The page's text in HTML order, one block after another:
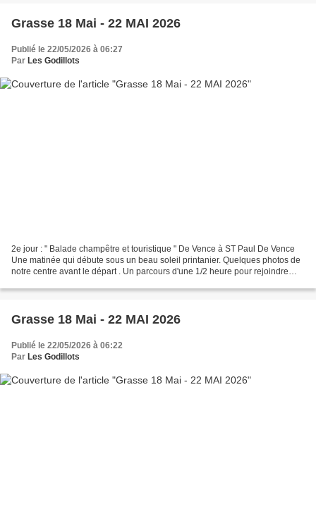
Grasse 18 Mai - 22 MAI 2026
Publié le 22/05/2026 à 06:27
Par Les Godillots
2e jour : " Balade champêtre et touristique " De Vence à ST Paul De Vence
Une matinée qui débute sous un beau soleil printanier. Quelques photos de
notre centre avant le départ . Un parcours d'une 1/2 heure pour rejoindre
Grasse 18 Mai - 22 MAI 2026
Publié le 22/05/2026 à 06:22
Par Les Godillots